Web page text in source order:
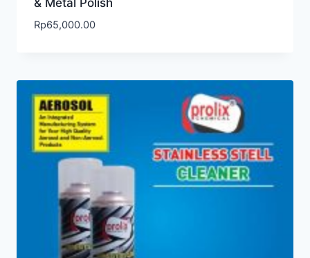
Rp65,000.00